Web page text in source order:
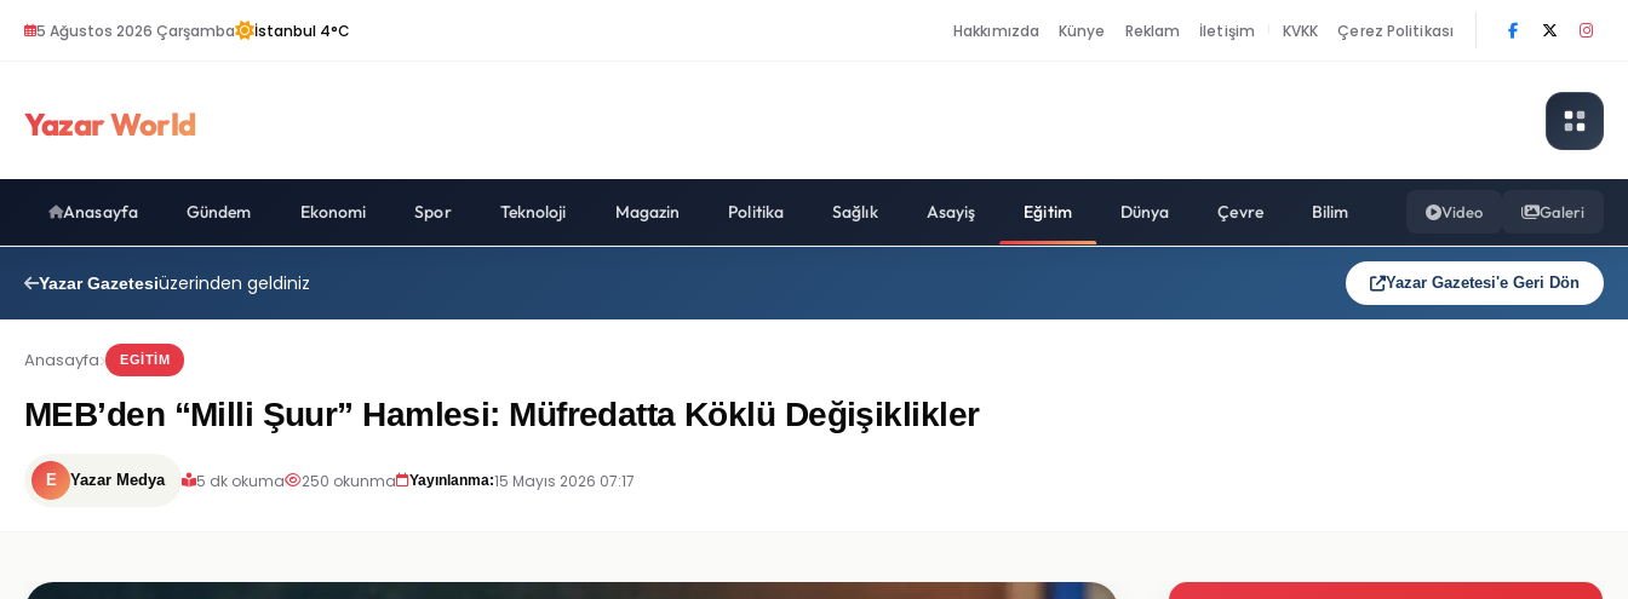
5 Ağustos 2026 Çarşamba İstanbul 4°C Hakkımızda Künye Reklam İletişim KVKK Çerez Politikası
Yazar World
Anasayfa Gündem Ekonomi Spor Teknoloji Magazin Politika Sağlık Asayiş Eğitim Dünya Çevre Bilim Video Galeri
Yazar Gazetesiüzerinden geldiniz Yazar Gazetesi'e Geri Dön
Anasayfa EGITIM
MEB’den “Milli Şuur” Hamlesi: Müfredatta Köklü Değişiklikler
E Yazar Medya 5 dk okuma 250 okunma Yayınlanma:15 Mayıs 2026 07:17